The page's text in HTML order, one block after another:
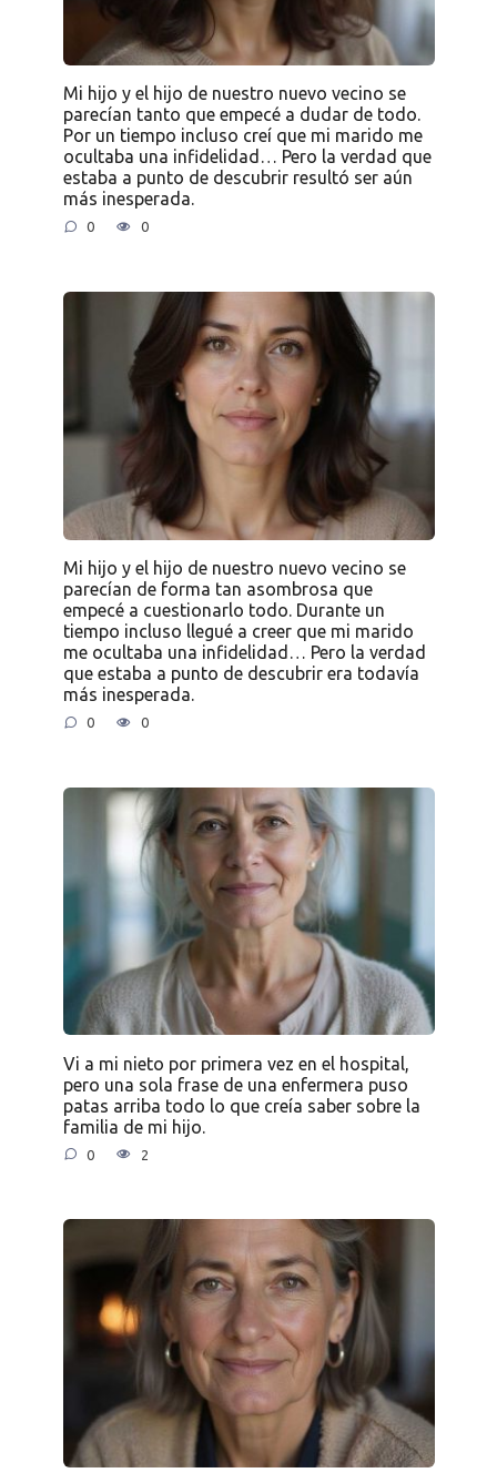
Mi hijo y el hijo de nuestro nuevo vecino se
parecían tanto que empecé a dudar de todo.
Por un tiempo incluso creí que mi marido me
ocultaba una infidelidad… Pero la verdad que
estaba a punto de descubrir resultó ser aún
más inesperada.
0 0
Mi hijo y el hijo de nuestro nuevo vecino se
parecían de forma tan asombrosa que
empecé a cuestionarlo todo. Durante un
tiempo incluso llegué a creer que mi marido
me ocultaba una infidelidad… Pero la verdad
que estaba a punto de descubrir era todavía
más inesperada.
0 0
Vi a mi nieto por primera vez en el hospital,
pero una sola frase de una enfermera puso
patas arriba todo lo que creía saber sobre la
familia de mi hijo.
0 2